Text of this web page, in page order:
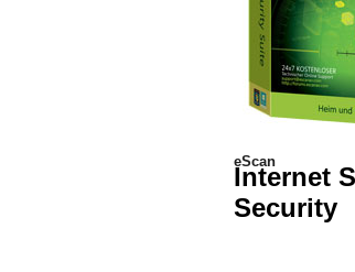
eScan
Internet
Security